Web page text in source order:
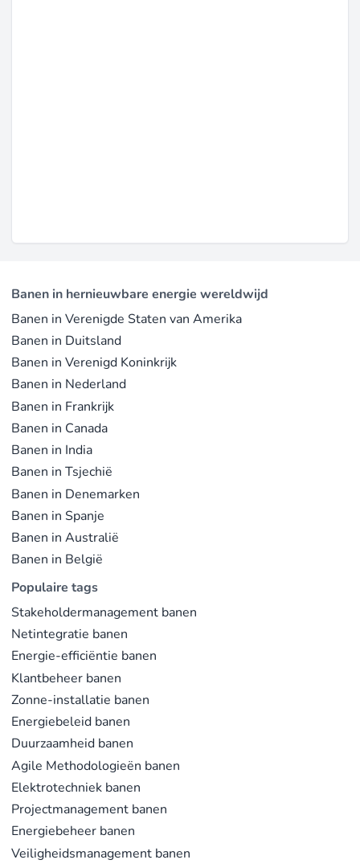
Banen in hernieuwbare energie wereldwijd
Banen in Verenigde Staten van Amerika
Banen in Duitsland
Banen in Verenigd Koninkrijk
Banen in Nederland
Banen in Frankrijk
Banen in Canada
Banen in India
Banen in Tsjechië
Banen in Denemarken
Banen in Spanje
Banen in Australië
Banen in België
Populaire tags
Stakeholdermanagement banen
Netintegratie banen
Energie-efficiëntie banen
Klantbeheer banen
Zonne-installatie banen
Energiebeleid banen
Duurzaamheid banen
Agile Methodologieën banen
Elektrotechniek banen
Projectmanagement banen
Energiebeheer banen
Veiligheidsmanagement banen